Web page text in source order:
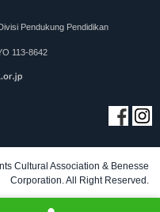
Pendukung Pendidikan
113-8642
Cultural Association & Benesse
Corporation. All Right Reserved.